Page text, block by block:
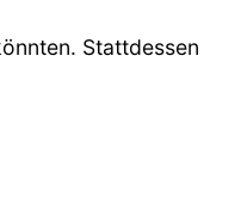
Stattdessen